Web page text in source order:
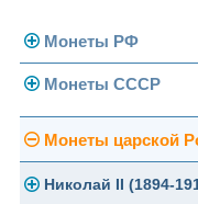
Монеты РФ
Современная
Монеты 1991-1993 гг.
Памятные и
Монеты СССР
Погодовка СССР
Монеты 1958 года
Монеты царской
Николай II (1894-